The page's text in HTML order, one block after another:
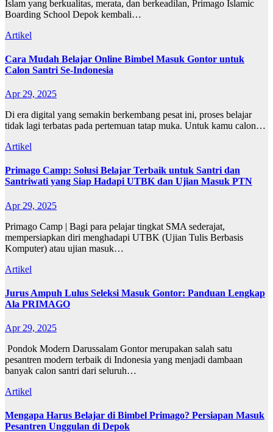
Islam yang berkualitas, merata, dan berkeadilan, Primago Islamic
Boarding School Depok kembali…
Artikel
Cara Mudah Belajar Online Bimbel Masuk Gontor untuk
Calon Santri Se-Indonesia
Apr 29, 2025
Di era digital yang semakin berkembang pesat ini, proses belajar
tidak lagi terbatas pada pertemuan tatap muka. Untuk kamu calon…
Artikel
Primago Camp: Solusi Belajar Terbaik untuk Santri dan
Santriwati yang Siap Hadapi UTBK dan Ujian Masuk PTN
Apr 29, 2025
Primago Camp | Bagi para pelajar tingkat SMA sederajat,
mempersiapkan diri menghadapi UTBK (Ujian Tulis Berbasis
Komputer) atau ujian masuk…
Artikel
Jurus Ampuh Lulus Seleksi Masuk Gontor: Panduan Lengkap
Ala PRIMAGO
Apr 29, 2025
Pondok Modern Darussalam Gontor merupakan salah satu
pesantren modern terbaik di Indonesia yang menjadi dambaan
banyak calon santri dari seluruh…
Artikel
Mengapa Harus Belajar di Bimbel Primago? Persiapan Masuk
Pesantren Unggulan di Depok